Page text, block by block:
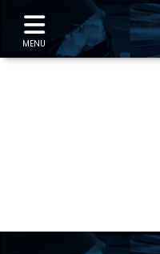
MENU